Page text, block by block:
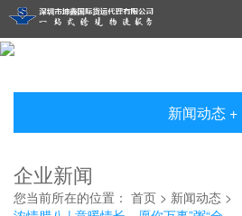
新闻动态 +
企业新闻
您当前所在的位置： 首页 > 新闻动态 >